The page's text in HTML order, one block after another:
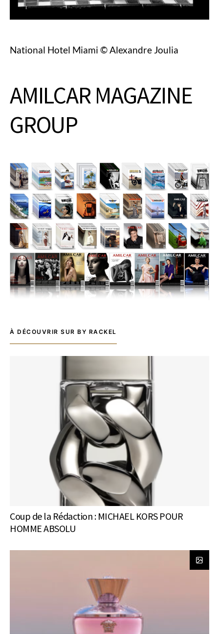
National Hotel Miami © Alexandre Joulia
AMILCAR MAGAZINE
GROUP
À DÉCOUVRIR SUR BY RACKEL
Coup de la Rédaction : MICHAEL KORS POUR
HOMME ABSOLU